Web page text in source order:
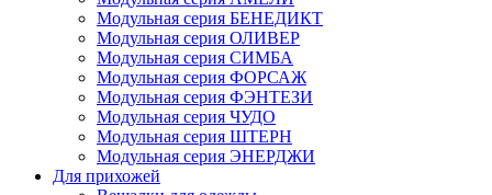
Модульная серия БЕНЕДИКТ
Модульная серия ОЛИВЕР
Модульная серия СИМБА
Модульная серия ФОРСАЖ
Модульная серия ФЭНТЕЗИ
Модульная серия ЧУДО
Модульная серия ШТЕРН
Модульная серия ЭНЕРДЖИ
Для прихожей